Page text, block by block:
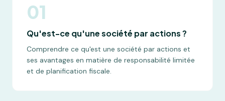
01
Qu'est-ce qu'une société par actions ?
Comprendre ce qu'est une société par actions et
ses avantages en matière de responsabilité limitée
et de planification fiscale.